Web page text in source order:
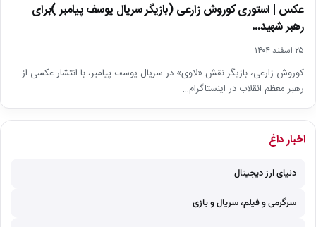
عکس | استوری کوروش زارعی (بازیگر سریال یوسف پیامبر )برای
رهبر شهید…
۲۵ اسفند ۱۴۰۴
کوروش زارعی، بازیگر نقش «لاوی» در سریال یوسف پیامبر، با انتشار عکسی از
رهبر معظم انقلاب در اینستاگرام…
اخبار داغ
دنیای ارز دیجیتال
سرگرمی و فیلم، سریال و بازی